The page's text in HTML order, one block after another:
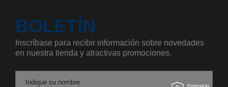
BOLETÍN
Inscríbase para recibir información sobre novedades
en nuestra tienda y atractivas promociones.
Indique su nombre